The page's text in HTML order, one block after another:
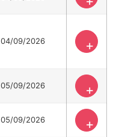
04/09/2026 +
05/09/2026 +
05/09/2026 +